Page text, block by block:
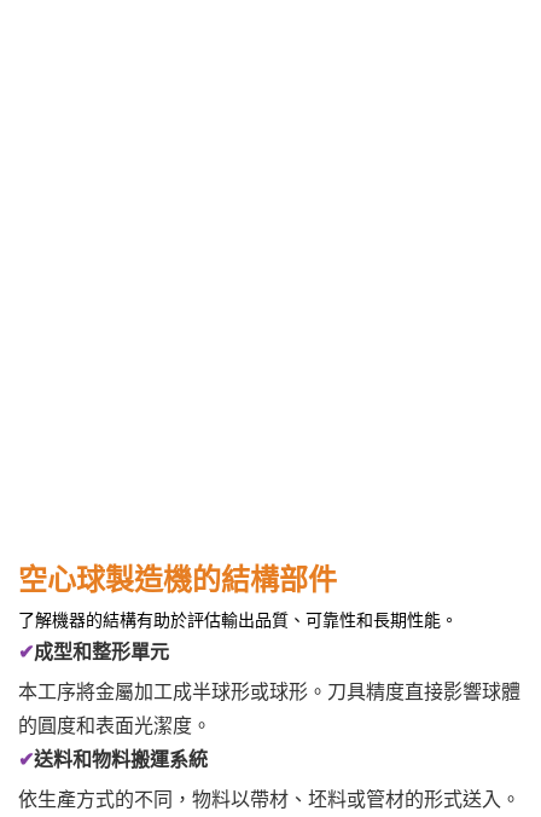
空心球製造機的結構部件
了解機器的結構有助於評估輸出品質、可靠性和長期性能。
✔成型和整形單元
本工序將金屬加工成半球形或球形。刀具精度直接影響球體
的圓度和表面光潔度。
✔送料和物料搬運系統
依生產方式的不同，物料以帶材、坯料或管材的形式送入。